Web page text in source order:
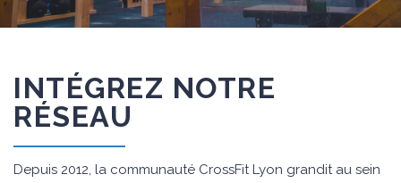
INTÉGREZ NOTRE
RÉSEAU
Depuis 2012, la communauté CrossFit Lyon grandit au sein